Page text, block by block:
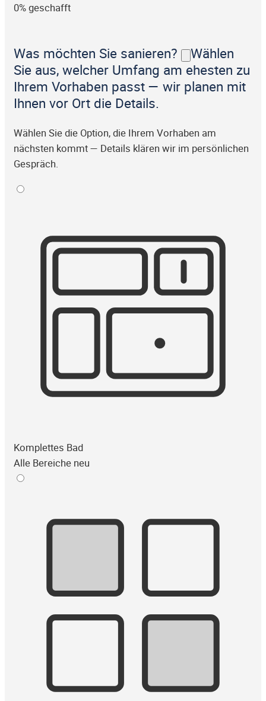
0% geschafft
Was möchten Sie sanieren?
Wählen
Sie aus, welcher Umfang am ehesten zu
Ihrem Vorhaben passt — wir planen mit
Ihnen vor Ort die Details.
Wählen Sie die Option, die Ihrem Vorhaben am
nächsten kommt — Details klären wir im persönlichen
Gespräch.
Komplettes Bad
Alle Bereiche neu